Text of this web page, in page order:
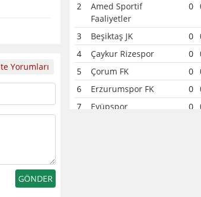
Yorumları
2
Amed Sportif
Faaliyetler
0
3 Beşiktaş JK 0
4
Çaykur Rizespor 0
5
Çorum FK 0
6
Erzurumspor FK 0
7
Eyüpspor 0